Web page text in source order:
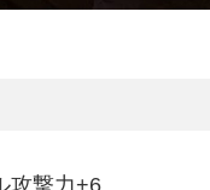
攻撃力+6